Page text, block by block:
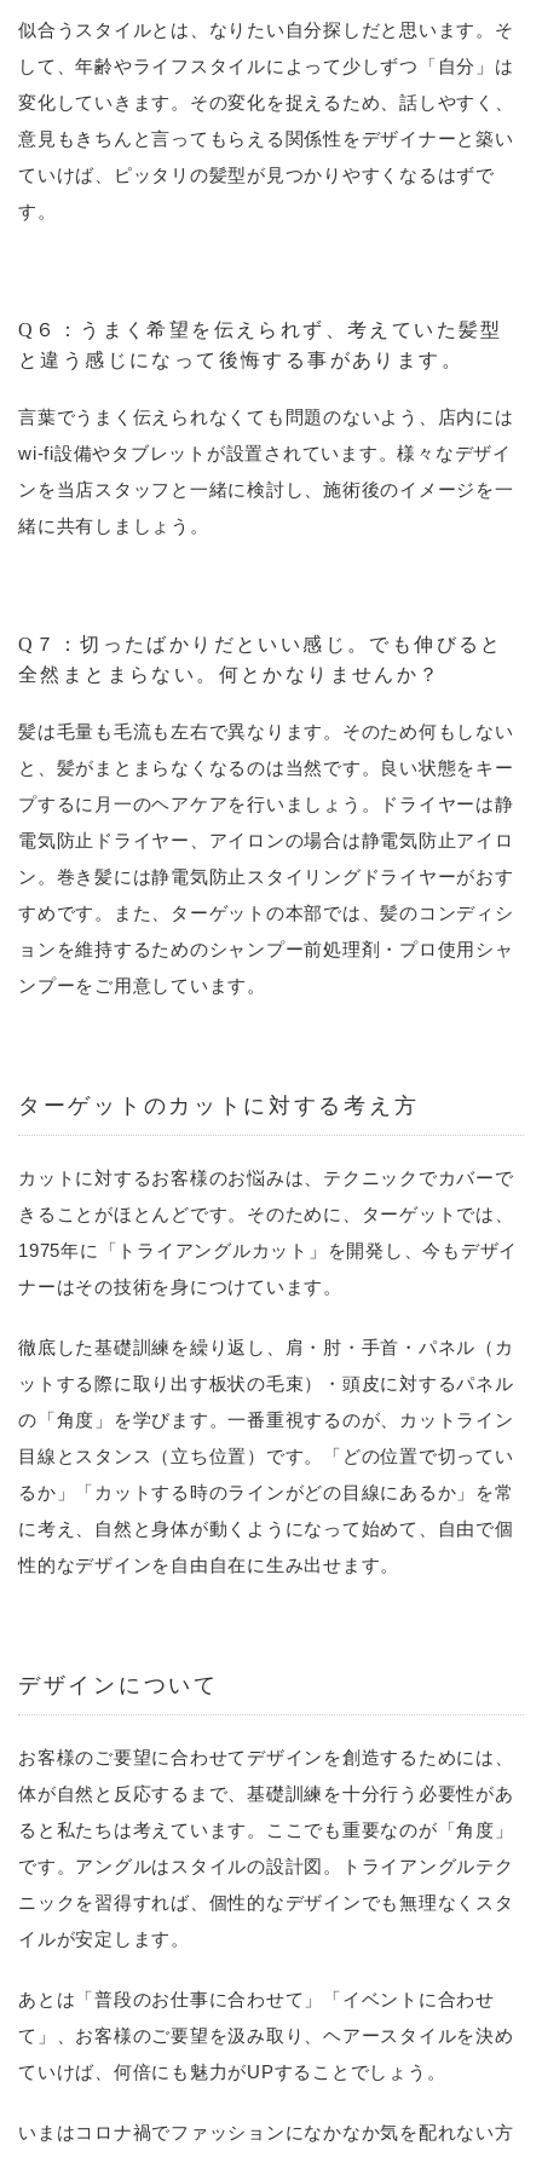
似合うスタイルとは、なりたい自分探しだと思います。そ
して、年齢やライフスタイルによって少しずつ「自分」は
変化していきます。その変化を捉えるため、話しやすく、
意見もきちんと言ってもらえる関係性をデザイナーと築い
ていけば、ピッタリの髪型が見つかりやすくなるはずで
す。
Q６：うまく希望を伝えられず、考えていた髪型
と違う感じになって後悔する事があります。
言葉でうまく伝えられなくても問題のないよう、店内には
wi-fi設備やタブレットが設置されています。様々なデザイ
ンを当店スタッフと一緒に検討し、施術後のイメージを一
緒に共有しましょう。
Q７：切ったばかりだといい感じ。でも伸びると
全然まとまらない。何とかなりませんか？
髪は毛量も毛流も左右で異なります。そのため何もしない
と、髪がまとまらなくなるのは当然です。良い状態をキー
プするに月一のヘアケアを行いましょう。ドライヤーは静
電気防止ドライヤー、アイロンの場合は静電気防止アイロ
ン。巻き髪には静電気防止スタイリングドライヤーがおす
すめです。また、ターゲットの本部では、髪のコンディシ
ョンを維持するためのシャンプー前処理剤・プロ使用シャ
ンプーをご用意しています。
ターゲットのカットに対する考え方
カットに対するお客様のお悩みは、テクニックでカバーで
きることがほとんどです。そのために、ターゲットでは、
1975年に「トライアングルカット」を開発し、今もデザイ
ナーはその技術を身につけています。
徹底した基礎訓練を繰り返し、肩・肘・手首・パネル（カ
ットする際に取り出す板状の毛束）・頭皮に対するパネル
の「角度」を学びます。一番重視するのが、カットライン
目線とスタンス（立ち位置）です。「どの位置で切ってい
るか」「カットする時のラインがどの目線にあるか」を常
に考え、自然と身体が動くようになって始めて、自由で個
性的なデザインを自由自在に生み出せます。
デザインについて
お客様のご要望に合わせてデザインを創造するためには、
体が自然と反応するまで、基礎訓練を十分行う必要性があ
ると私たちは考えています。ここでも重要なのが「角度」
です。アングルはスタイルの設計図。トライアングルテク
ニックを習得すれば、個性的なデザインでも無理なくスタ
イルが安定します。
あとは「普段のお仕事に合わせて」「イベントに合わせ
て」、お客様のご要望を汲み取り、ヘアースタイルを決め
ていけば、何倍にも魅力がUPすることでしょう。
いまはコロナ禍でファッションになかなか気を配れない方